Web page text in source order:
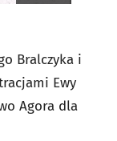
Bralczyka i
Ewy
Agora dla